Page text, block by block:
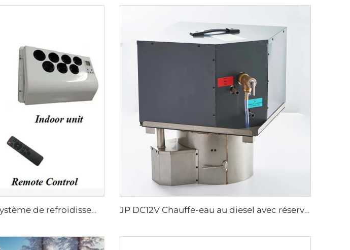
JP Climatiseur 24v système de refroidissement à air pour camion JP DC12V Chauffe-eau au diesel avec réservoir d'eau de 18L pour camping-car, fourgon aménagé, bateau